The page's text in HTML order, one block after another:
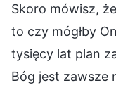
Skoro mówisz,
to czy mógłby
tysięcy lat plan
Bóg jest zawsze